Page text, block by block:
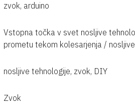
zvok, arduino
Vstopna točka v svet nosljive
prometu tekom kolesarjenja /
nosljive tehnologije, zvok, DIY
Zvok